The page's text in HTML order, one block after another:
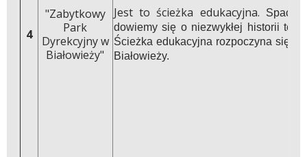
4
"Zabytkowy
Park
Dyrekcyjny w
Białowieży"
Jest to ścieżka edukacyjna.
Spacer
dowiemy się o niezwykłej historii
Ścieżka edukacyjna rozpoczyna się
Białowieży.